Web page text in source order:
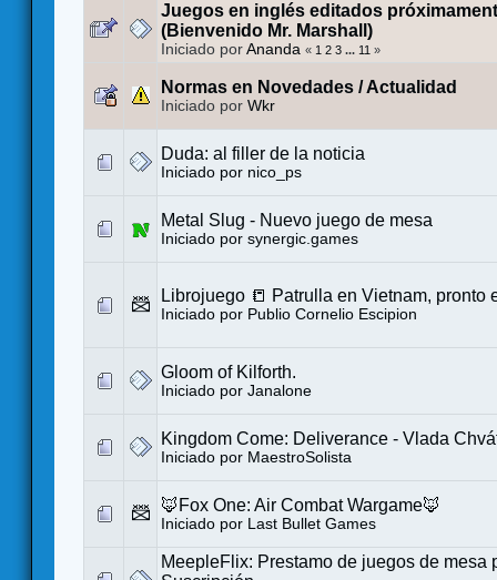
Juegos en inglés editados
(Bienvenido Mr. Marshall)
Iniciado por Ananda « 1 2 3 ... 11 »
Normas en Novedades / Actualidad
Iniciado por Wkr
Duda: al filler de la noticia
Iniciado por nico_ps
Metal Slug - Nuevo juego de mesa
Iniciado por synergic.games
Librojuego 📒 Patrulla en Vietnam, pronto
Iniciado por Publio Cornelio Escipion
Gloom of Kilforth.
Iniciado por Janalone
Kingdom Come: Deliverance - Vlada
Iniciado por MaestroSolista
🦊Fox One: Air Combat Wargame🦊
Iniciado por Last Bullet Games
MeepleFlix: Prestamo de juegos de mesa